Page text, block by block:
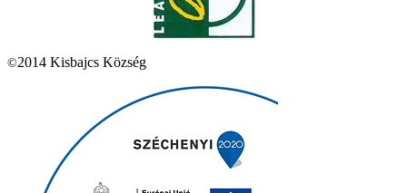
©2014 Kisbajcs Község